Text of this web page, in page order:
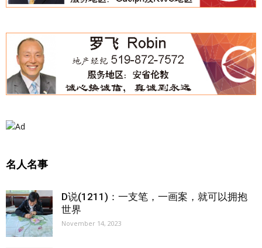
名人名事
D说(1211)：一支笔，一画案，就可以拥抱
世界
November 14, 2023